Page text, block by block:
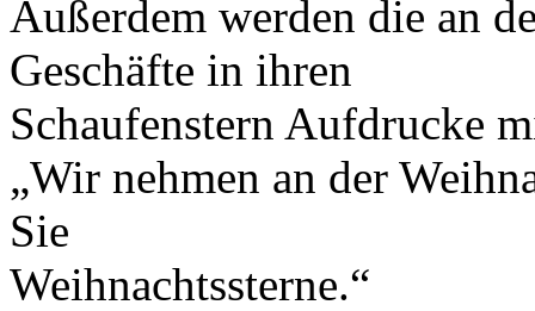
Außerdem werden die an
Geschäfte in ihren
Schaufenstern Aufdrucke
„Wir nehmen an der
Sie
Weihnachtssterne.“